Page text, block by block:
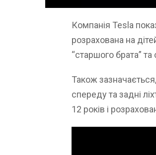
Компанія Tesla
розрахована на
“старшого брата”
Також
спереду та задні
12 років і